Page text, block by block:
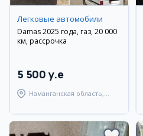
Легковые автомобили
Damas 2025 года, газ, 20 000
км, рассрочка
5 500 y.e
Наманганская область,